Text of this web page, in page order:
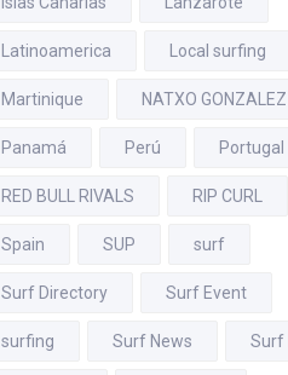
Latinoamerica Local surfing
Martinique NATXO GONZALEZ
Panamá Perú Portugal
RED BULL RIVALS RIP CURL
Spain SUP surf
Surf Directory Surf Event
surfing Surf News Surf